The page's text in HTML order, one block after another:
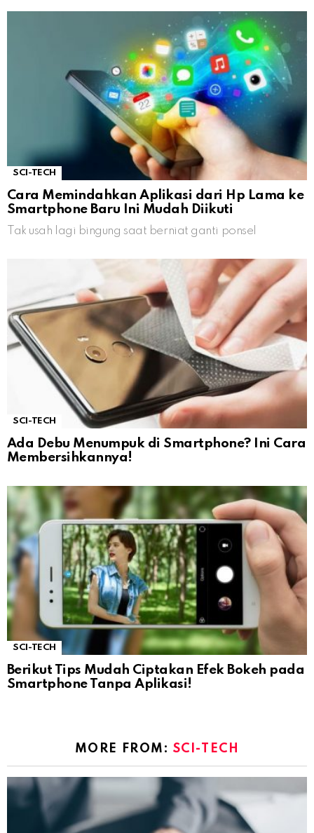
SCI-TECH
Cara Memindahkan Aplikasi dari Hp Lama ke
Smartphone Baru Ini Mudah Diikuti
Tak usah lagi bingung saat berniat ganti ponsel
SCI-TECH
Ada Debu Menumpuk di Smartphone? Ini Cara
Membersihkannya!
SCI-TECH
Berikut Tips Mudah Ciptakan Efek Bokeh pada
Smartphone Tanpa Aplikasi!
MORE FROM: SCI-TECH